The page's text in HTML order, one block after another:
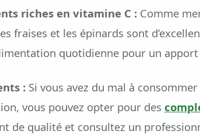
riches en vitamine C : Comme
fraises et les épinards sont
quotidienne pour un
: Si vous avez du mal à
vous pouvez opter pour des
de qualité et consultez un